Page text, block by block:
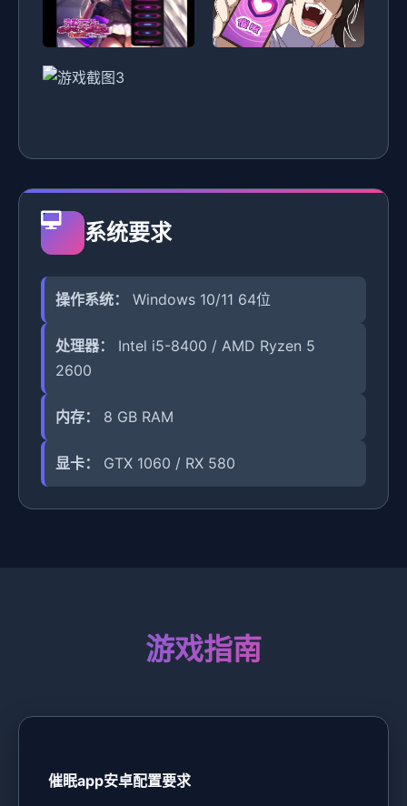
系统要求
操作系统： Windows 10/11 64位
处理器：
Intel i5-8400 / AMD Ryzen 5
2600
内存： 8 GB RAM
显卡： GTX 1060 / RX 580
游戏指南
催眠app安卓配置要求